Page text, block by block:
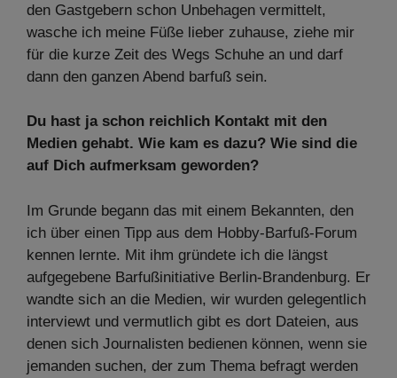
den Gastgebern schon Unbehagen vermittelt,
wasche ich meine Füße lieber zuhause, ziehe mir
für die kurze Zeit des Wegs Schuhe an und darf
dann den ganzen Abend barfuß sein.
Du hast ja schon reichlich Kontakt mit den
Medien gehabt. Wie kam es dazu? Wie sind die
auf Dich aufmerksam geworden?
Im Grunde begann das mit einem Bekannten, den
ich über einen Tipp aus dem Hobby-Barfuß-Forum
kennen lernte. Mit ihm gründete ich die längst
aufgegebene Barfußinitiative Berlin-Brandenburg. Er
wandte sich an die Medien, wir wurden gelegentlich
interviewt und vermutlich gibt es dort Dateien, aus
denen sich Journalisten bedienen können, wenn sie
jemanden suchen, der zum Thema befragt werden